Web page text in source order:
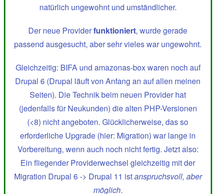
natürlich ungewohnt und umständlicher.
Der neue Providerfunktioniert, wurde gerade
passend ausgesucht, aber sehr vieles war ungewohnt.
Gleichzeitig: BIFA und amazonas-box waren noch auf
Drupal 6 (Drupal läuft von Anfang an auf allen meinen
Seiten). Die Technik beim neuen Provider hat
(jedenfalls für Neukunden) die alten PHP-Versionen
(<8) nicht angeboten. Glücklicherweise, das so
erforderliche Upgrade (hier: Migration) war lange in
Vorbereitung, wenn auch noch nicht fertig. Jetzt also:
Ein fliegender Providerwechsel gleichzeitig mit der
Migration Drupal 6 -> Drupal 11 istanspruchsvoll, aber
möglich.